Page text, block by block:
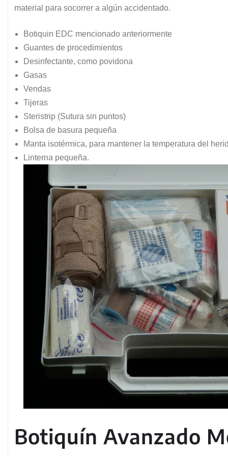
material para socorrer a algún accidentado.
Botiquin EDC mencionado anteriormente
Guantes de procedimientos
Desinfectante, como povidona
Gasas
Vendas
Tijeras
Steristrip (Sutura sin puntos)
Bolsa de basura pequeña
Manta isotérmica, para mantener la temperatura del
Linterna pequeña.
Botiquín Avanzado